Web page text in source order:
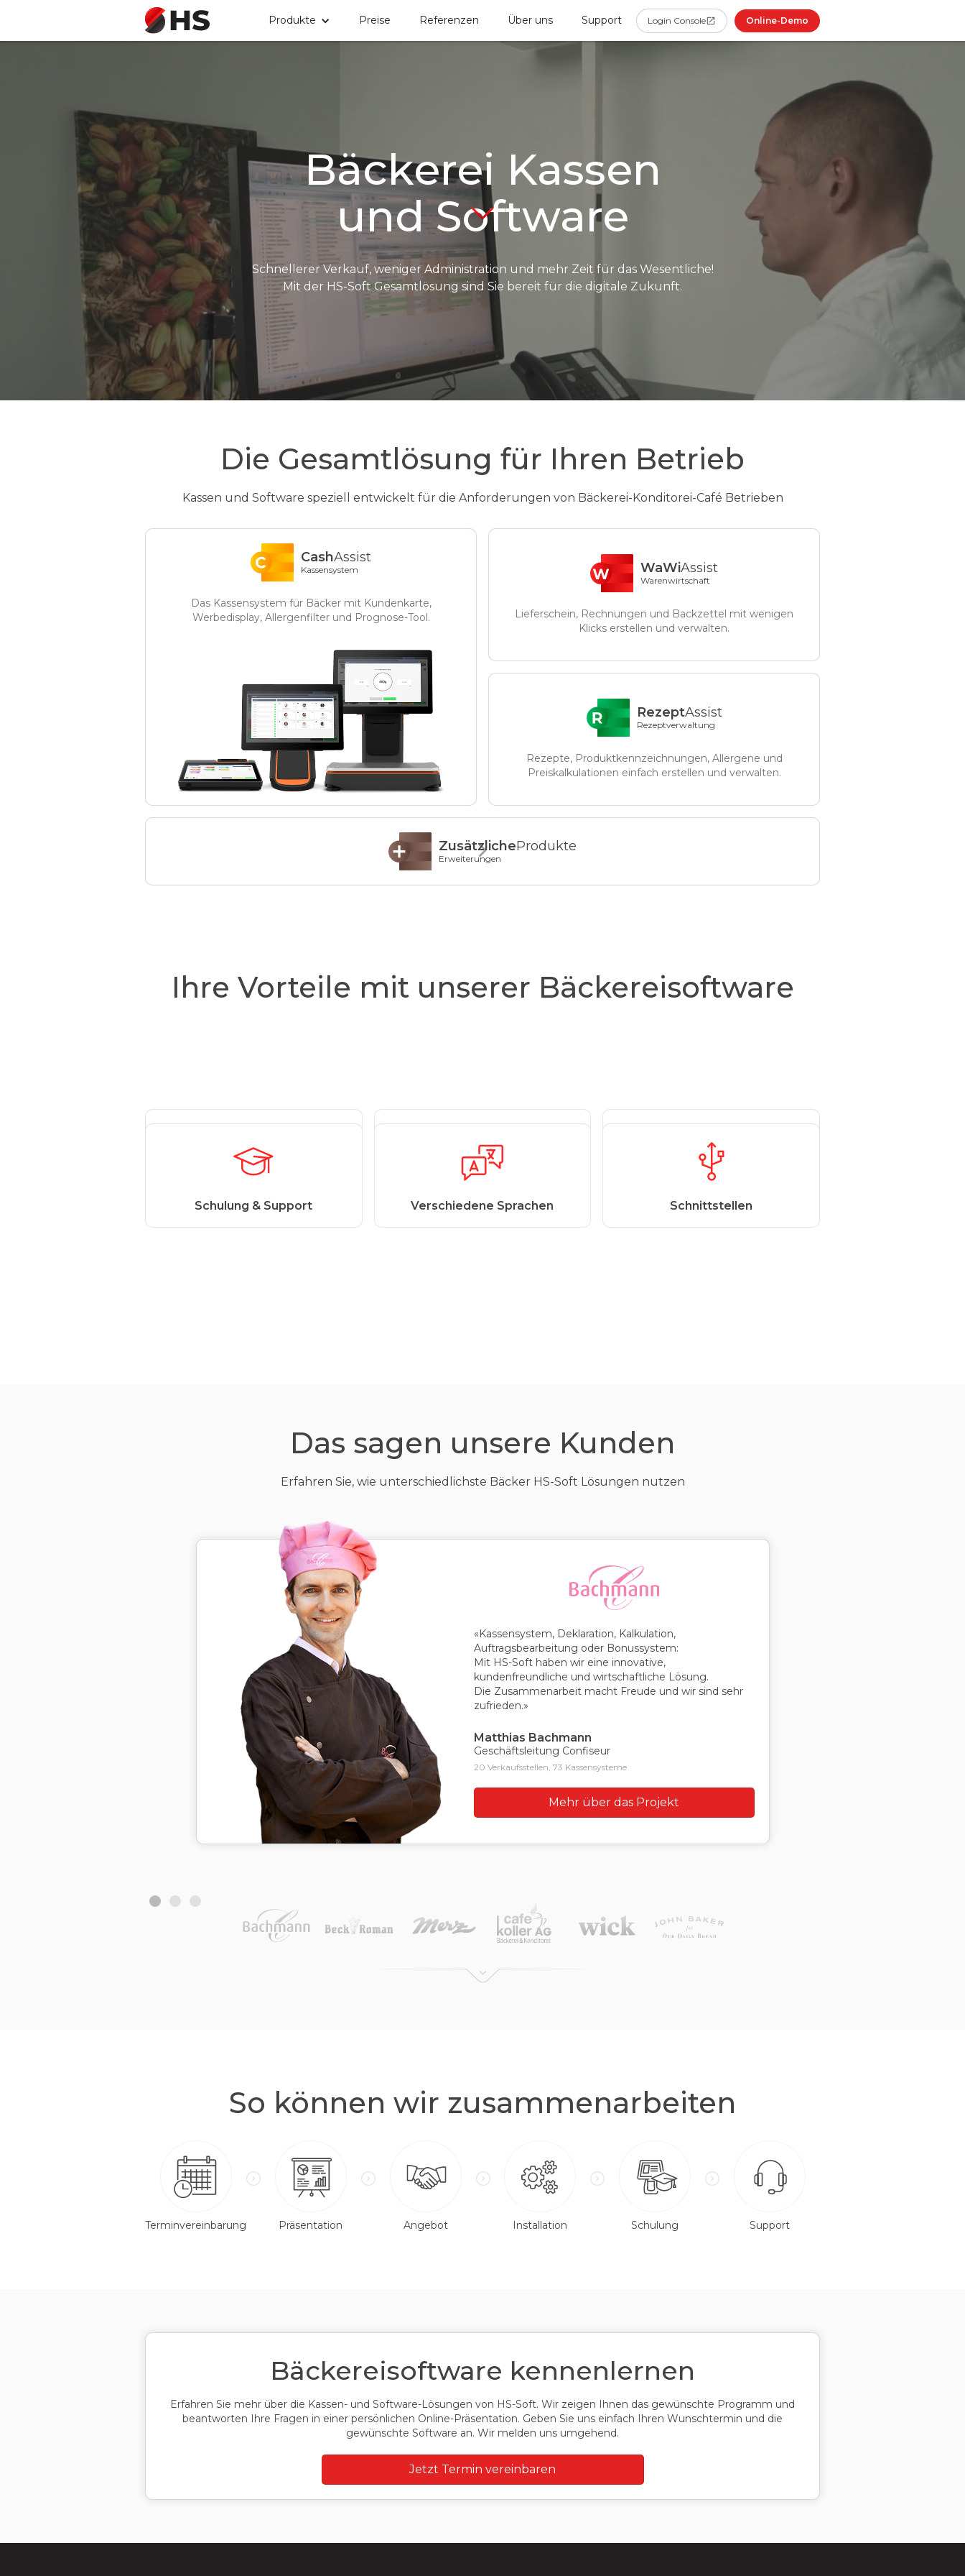
Produkte Preise Referenzen Über uns Support Login Console Online-Demo
Bäckerei Kassen
und Software
Schnellerer Verkauf, weniger Administration und mehr Zeit für das Wesentliche!
Mit der HS-Soft Gesamtlösung sind Sie bereit für die digitale Zukunft.
Die Gesamtlösung für Ihren Betrieb
Kassen und Software speziell entwickelt für die Anforderungen von Bäckerei-Konditorei-Café Betrieben
CashAssist
Kassensystem
Das Kassensystem für Bäcker mit Kundenkarte,
Werbedisplay, Allergenfilter und Prognose-Tool.
WaWiAssist
Warenwirtschaft
Lieferschein, Rechnungen und Backzettel mit wenigen
Klicks erstellen und verwalten.
RezeptAssist
Rezeptverwaltung
Rezepte, Produktkennzeichnungen, Allergene und
Preiskalkulationen einfach erstellen und verwalten.
ZusätzlicheProdukte
Erweiterungen
Ihre Vorteile mit unserer Bäckereisoftware
Schulung & Support
Verschiedene Sprachen Schnittstellen
Das sagen unsere Kunden
Erfahren Sie, wie unterschiedlichste Bäcker HS-Soft Lösungen nutzen
«Kassensystem, Deklaration, Kalkulation,
Auftragsbearbeitung oder Bonussystem:
Mit HS-Soft haben wir eine innovative,
kundenfreundliche und wirtschaftliche Lösung.
Die Zusammenarbeit macht Freude und wir sind sehr
zufrieden.»
Matthias Bachmann
Geschäftsleitung Confiseur
20 Verkaufsstellen, 73 Kassensysteme
Mehr über das Projekt
So können wir zusammenarbeiten
Terminvereinbarung Präsentation Angebot Installation Schulung Support
Bäckereisoftware kennenlernen
Erfahren Sie mehr über die Kassen- und Software-Lösungen von HS-Soft. Wir zeigen Ihnen das gewünschte Programm und
beantworten Ihre Fragen in einer persönlichen Online-Präsentation. Geben Sie uns einfach Ihren Wunschtermin und die
gewünschte Software an. Wir melden uns umgehend.
Jetzt Termin vereinbaren